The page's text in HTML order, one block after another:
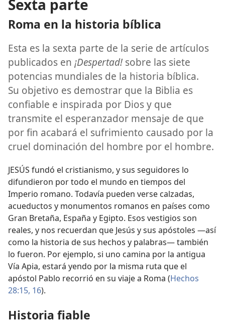
Sexta parte
Roma en la historia bíblica
Esta es la sexta parte de la serie de artículos
publicados en ¡Despertad! sobre las siete
potencias mundiales de la historia bíblica.
Su objetivo es demostrar que la Biblia es
confiable e inspirada por Dios y que
transmite el esperanzador mensaje de que
por fin acabará el sufrimiento causado por la
cruel dominación del hombre por el hombre.
JESÚS fundó el cristianismo, y sus seguidores lo
difundieron por todo el mundo en tiempos del
Imperio romano. Todavía pueden verse calzadas,
acueductos y monumentos romanos en países como
Gran Bretaña, España y Egipto. Esos vestigios son
reales, y nos recuerdan que Jesús y sus apóstoles —así
como la historia de sus hechos y palabras— también
lo fueron. Por ejemplo, si uno camina por la antigua
Vía Apia, estará yendo por la misma ruta que el
apóstol Pablo recorrió en su viaje a Roma (Hechos
28:15, 16).
Historia fiable